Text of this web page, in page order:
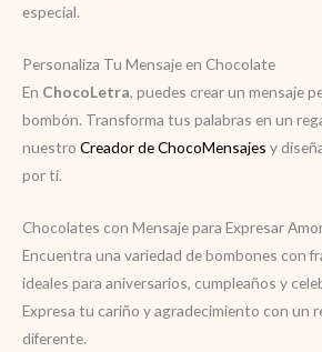
especial.
Personaliza Tu Mensaje en Chocolate
En ChocoLetra, puedes crear un mensaje
bombón. Transforma tus palabras en un
nuestro Creador de ChocoMensajes y
por ti.
Chocolates con Mensaje para Expresar
Encuentra una variedad de bombones con
ideales para aniversarios, cumpleaños y
Expresa tu cariño y agradecimiento con un
diferente.